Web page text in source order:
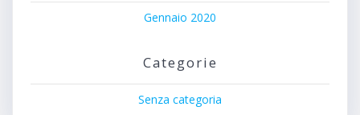
Gennaio 2020
Categorie
Senza categoria